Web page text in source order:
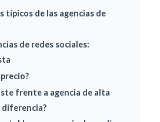
típicos de las agencias de
de redes sociales:
frente a agencia de alta
diferencia?